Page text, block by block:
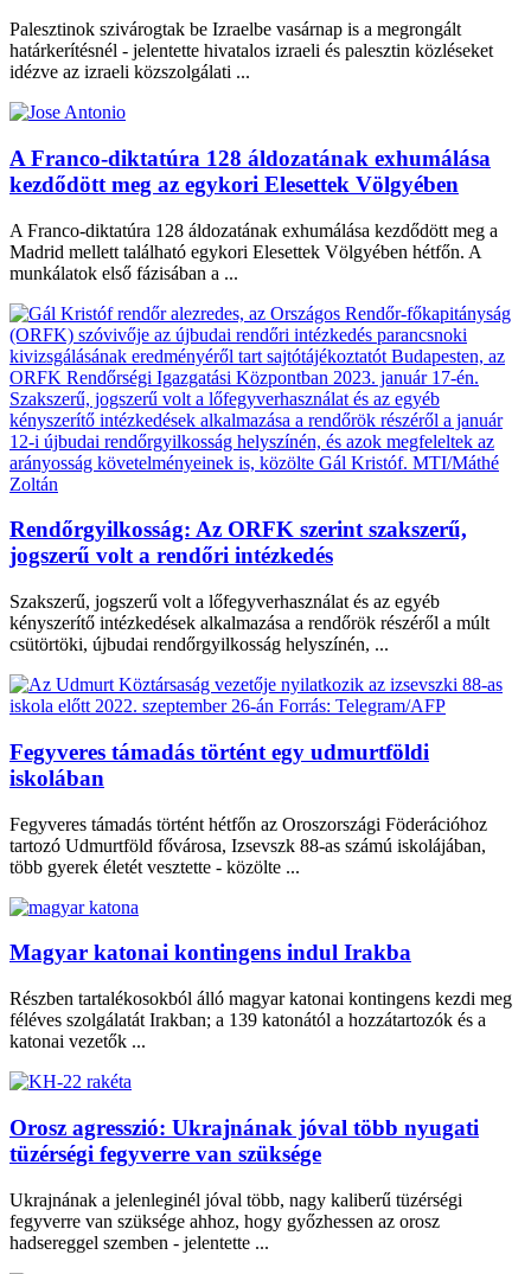
Palesztinok szivárogtak be Izraelbe vasárnap is a megrongált
határkerítésnél - jelentette hivatalos izraeli és palesztin közléseket
idézve az izraeli közszolgálati ...
A Franco-diktatúra 128 áldozatának exhumálása
kezdődött meg az egykori Elesettek Völgyében
A Franco-diktatúra 128 áldozatának exhumálása kezdődött meg a
Madrid mellett található egykori Elesettek Völgyében hétfőn. A
munkálatok első fázisában a ...
Rendőrgyilkosság: Az ORFK szerint szakszerű,
jogszerű volt a rendőri intézkedés
Szakszerű, jogszerű volt a lőfegyverhasználat és az egyéb
kényszerítő intézkedések alkalmazása a rendőrök részéről a múlt
csütörtöki, újbudai rendőrgyilkosság helyszínén, ...
Fegyveres támadás történt egy udmurtföldi
iskolában
Fegyveres támadás történt hétfőn az Oroszországi Föderációhoz
tartozó Udmurtföld fővárosa, Izsevszk 88-as számú iskolájában,
több gyerek életét vesztette - közölte ...
Magyar katonai kontingens indul Irakba
Részben tartalékosokból álló magyar katonai kontingens kezdi meg
féléves szolgálatát Irakban; a 139 katonától a hozzátartozók és a
katonai vezetők ...
Orosz agresszió: Ukrajnának jóval több nyugati
tüzérségi fegyverre van szüksége
Ukrajnának a jelenleginél jóval több, nagy kaliberű tüzérségi
fegyverre van szüksége ahhoz, hogy győzhessen az orosz
hadsereggel szemben - jelentette ...